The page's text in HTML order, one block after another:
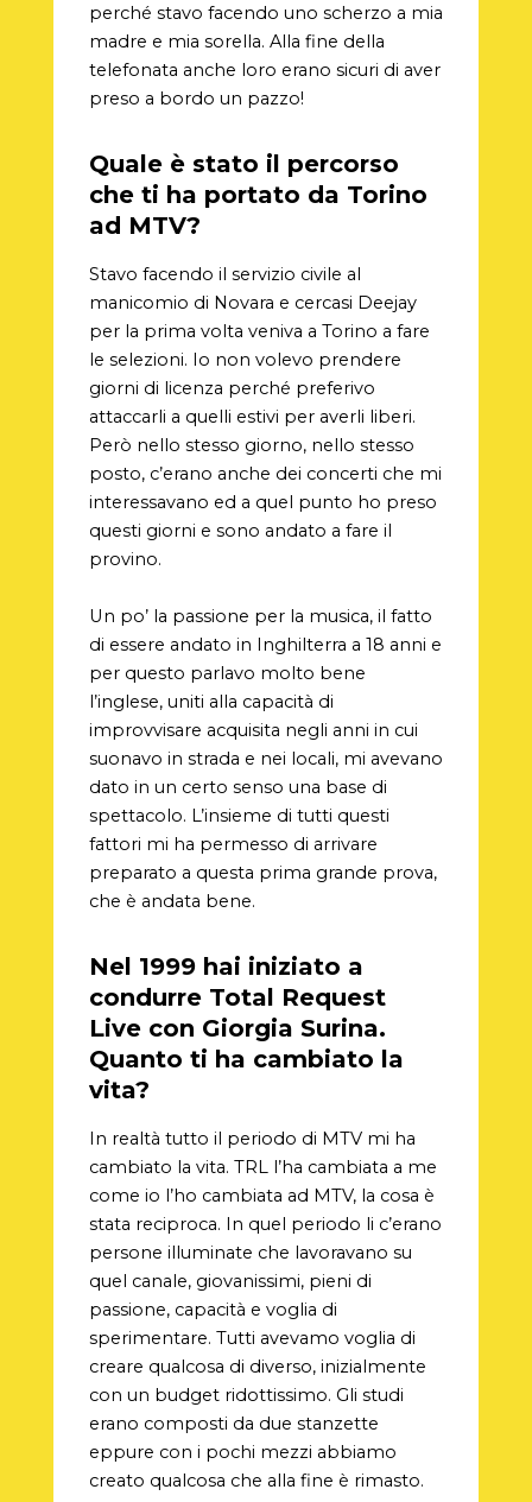
perché stavo facendo uno scherzo a mia
madre e mia sorella. Alla fine della
telefonata anche loro erano sicuri di aver
preso a bordo un pazzo!
Quale è stato il percorso
che ti ha portato da Torino
ad MTV?
Stavo facendo il servizio civile al
manicomio di Novara e cercasi Deejay
per la prima volta veniva a Torino a fare
le selezioni. Io non volevo prendere
giorni di licenza perché preferivo
attaccarli a quelli estivi per averli liberi.
Però nello stesso giorno, nello stesso
posto, c’erano anche dei concerti che mi
interessavano ed a quel punto ho preso
questi giorni e sono andato a fare il
provino.
Un po’ la passione per la musica, il fatto
di essere andato in Inghilterra a 18 anni e
per questo parlavo molto bene
l’inglese, uniti alla capacità di
improvvisare acquisita negli anni in cui
suonavo in strada e nei locali, mi avevano
dato in un certo senso una base di
spettacolo. L’insieme di tutti questi
fattori mi ha permesso di arrivare
preparato a questa prima grande prova,
che è andata bene.
Nel 1999 hai iniziato a
condurre Total Request
Live con Giorgia Surina.
Quanto ti ha cambiato la
vita?
In realtà tutto il periodo di MTV mi ha
cambiato la vita. TRL l’ha cambiata a me
come io l’ho cambiata ad MTV, la cosa è
stata reciproca. In quel periodo li c’erano
persone illuminate che lavoravano su
quel canale, giovanissimi, pieni di
passione, capacità e voglia di
sperimentare. Tutti avevamo voglia di
creare qualcosa di diverso, inizialmente
con un budget ridottissimo. Gli studi
erano composti da due stanzette
eppure con i pochi mezzi abbiamo
creato qualcosa che alla fine è rimasto.